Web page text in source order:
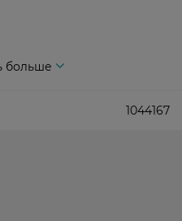
больше
1044167